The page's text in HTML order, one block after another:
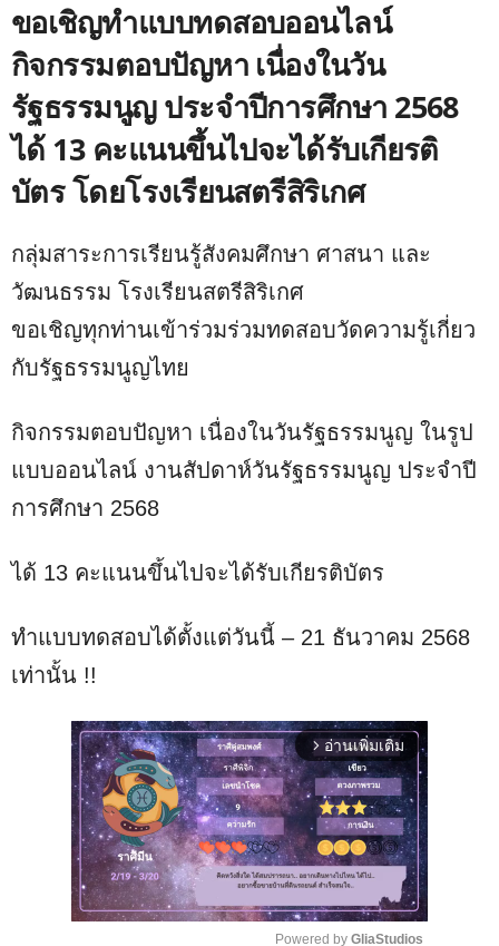
ขอเชิญทำแบบทดสอบออนไลน์
กิจกรรมตอบปัญหา เนื่องในวัน
รัฐธรรมนูญ ประจำปีการศึกษา 2568
ได้ 13 คะแนนขึ้นไปจะได้รับเกียรติ
บัตร โดยโรงเรียนสตรีสิริเกศ
กลุ่มสาระการเรียนรู้สังคมศึกษา ศาสนา และ
วัฒนธรรม โรงเรียนสตรีสิริเกศ
ขอเชิญทุกท่านเข้าร่วมร่วมทดสอบวัดความรู้เกี่ยว
กับรัฐธรรมนูญไทย
กิจกรรมตอบปัญหา เนื่องในวันรัฐธรรมนูญ ในรูป
แบบออนไลน์ งานสัปดาห์วันรัฐธรรมนูญ ประจำปี
การศึกษา 2568
ได้ 13 คะแนนขึ้นไปจะได้รับเกียรติบัตร
ทำแบบทดสอบได้ตั้งแต่วันนี้ – 21 ธันวาคม 2568
เท่านั้น !!
arrow_forward_ios อ่านเพิ่มเติม
Powered by GliaStudios